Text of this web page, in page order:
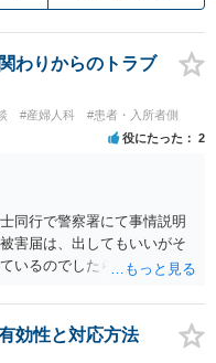
わりからのトラブ
#産婦人科 #患者・入所者側
役にたった 2
同行で警察署にて事情説明
害届は、出してもいいがそ
いるのでしたら、あまり結
が、実際に捜査をするの
結論は変わらないかもしれ
とうたっている弁護士に相
効性と対応方法